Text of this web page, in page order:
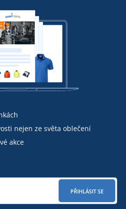
nejen ze světa oblečení
akce
PŘIHLÁSIT SE